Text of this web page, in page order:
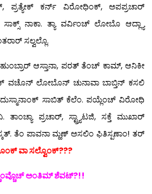
ಪ್ರತ್ಯೇಕ್ ಕರ್ನ್ ವಿರೋಧಿಂಕ್, ಅಪಪ್ರಚಾರ್
ನಾಕಾ. ತ್ಯಾ ವರ್ವಿಂಚ್ ಲೋಬೊ ಆದ್ಲ್ಯಾ
ಸಲ್ವಲ್ಲೊ.
ಆಸ್ತಾನಾ, ಪರತ್ ತೆಂಚ್ ಕಾಮ್, ಆನಿಕೀ
ವಚೊನ್ ಲೋಬೊನ್ ಚುನಾವಾ ಬಾಬ್ತಿನ್ ಕಸಲಿ
ದುಸ್ಮಾನಾಂಕ್ ಸಾಬಿತ್ ಕೆಲೆಂ. ಪಯ್ಲೆಂಚ್ ವಿರೋಧಿ
ಪ್ರಚಾರ್, ಸ್ಟ್ರ್ಯಾಟಜಿ, ಸಕ್ತೆ ಮುಖಾರ್
ತೆಂ ಪಾವನಾ ಮ್ಹಣ್ ಅಸಲಿಂ ಫಿತಿಸ್ಪಣಾಂ! ತರ್
ವಾ ಸಲ್ವೊಂಕ್???
ಅಂತಿಮ್ ಶೆವಟ್?!!